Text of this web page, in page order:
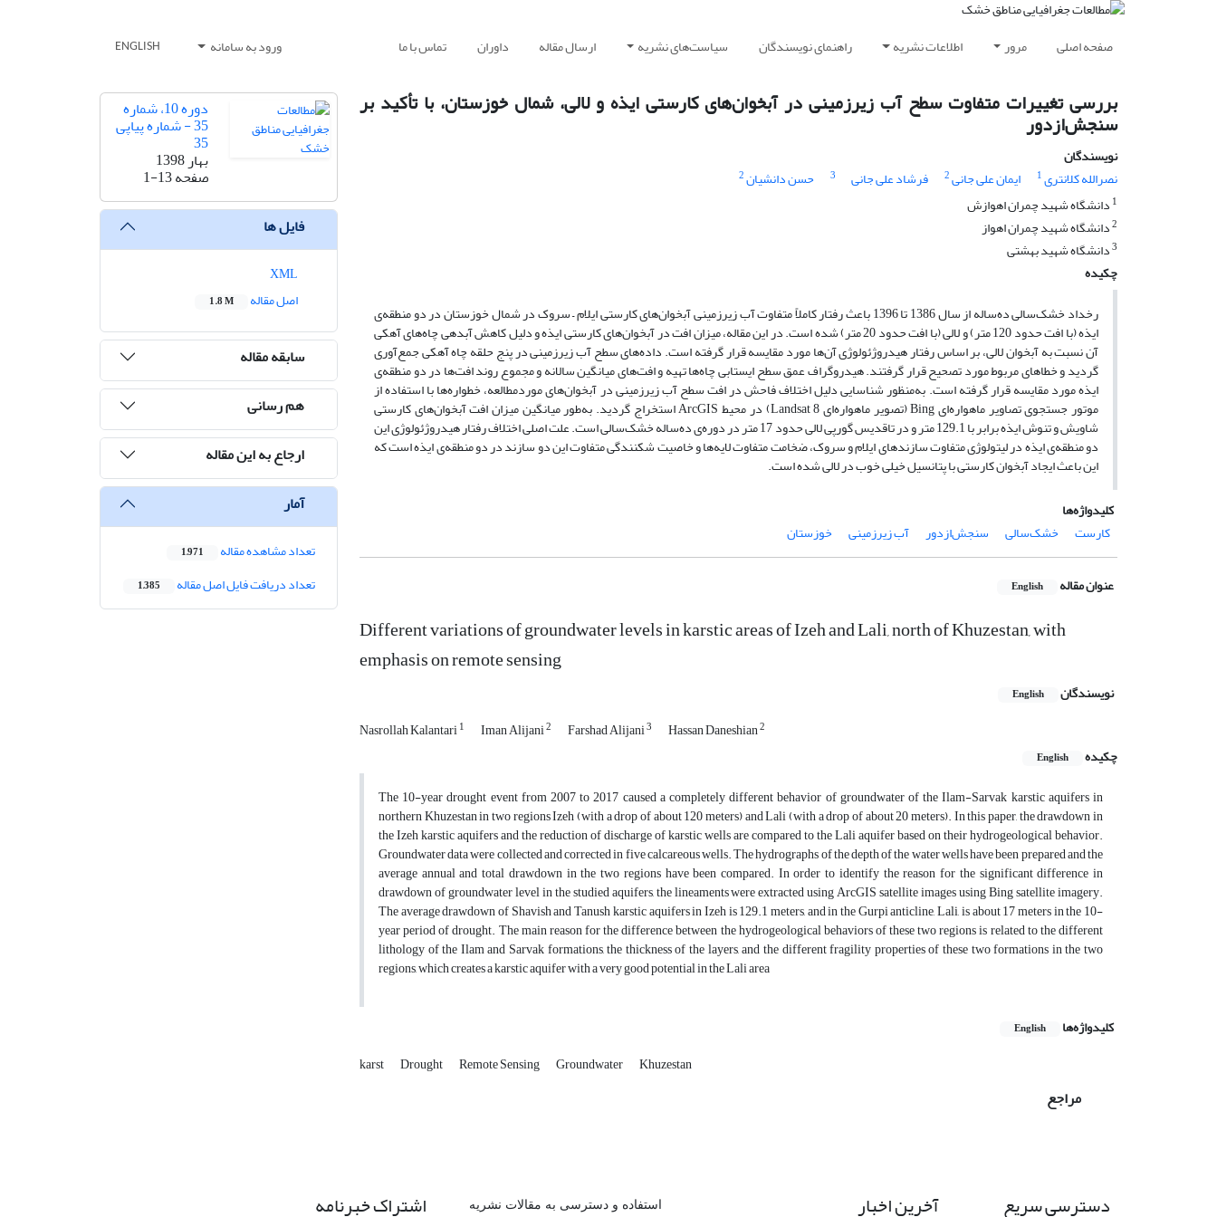
صفحه اصلی مرور اطلاعات نشریه راهنمای نویسندگان سیاست‌های نشریه ارسال مقاله داوران تماس با ما ورود به سامانه ENGLISH
بررسی تغییرات متفاوت سطح آب زیرزمینی در آبخوان‌های کارستی ایذه و لالی، شمال خوزستان، با تأکید بر
سنجش‌ازدور
نویسندگان
نصرالله کلانتری1 ایمان علی جانی2 فرشاد علی جانی 3 حسن دانشیان2
1 دانشگاه شهید چمران اهوازش
2دانشگاه شهید چمران اهواز
3دانشگاه شهید بهشتی
چکیده
رخداد خشک‌سالی ده‌ساله از سال 1386 تا 1396 باعث رفتار کاملاً متفاوت آب زیرزمینی آبخوان‌های کارستی ایلام – سروک در شمال خوزستان در دو منطقه‌ی
ایذه (با افت حدود 120 متر) و لالی (با افت حدود 20 متر) شده است. در این مقاله، میزان افت در آبخوان‌های کارستی ایذه و دلیل کاهش آبدهی چاه‌های آهکی
آن نسبت به آبخوان لالی، بر اساس رفتار هیدروژئولوژی آن‌ها مورد مقایسه قرار گرفته است. داده‌های سطح آب زیرزمینی در پنج حلقه چاه آهکی جمع‌آوری
گردید و خطاهای مربوط مورد تصحیح قرار گرفتند. هیدروگراف عمق سطح ایستابی چاه‌ها تهیه و افت‌های میانگین سالانه و مجموع روند افت‌ها در دو منطقه‌ی
ایذه مورد مقایسه قرار گرفته است. به‌منظور شناسایی دلیل اختلاف فاحش در افت سطح آب زیرزمینی در آبخوان‌های موردمطالعه، خطواره‌ها با استفاده از
موتور جستجوی تصاویر ماهواره‌ای Bing (تصویر ماهواره‌ای Landsat 8) در محیط ArcGIS استخراج گردید. به‌طور میانگین میزان افت آبخوان‌های کارستی
شاویش و تنوش ایذه برابر با 129.1 متر و در تاقدیس گورپی لالی حدود 17 متر در دوره‌ی ده‌ساله خشک‌سالی است. علت اصلی اختلاف رفتار هیدروژئولوژی این
دو منطقه‌ی ایذه در لیتولوژی متفاوت سازندهای ایلام و سروک، ضخامت متفاوت لایه‌ها و خاصیت شکنندگی متفاوت این دو سازند در دو منطقه‌ی ایذه است که
این باعث ایجاد آبخوان کارستی با پتانسیل خیلی خوب در لالی شده است.
کلیدواژه‌ها
کارست
خشک‌سالی سنجش‌ازدور آب زیرزمینی خوزستان
عنوان مقاله English
Different variations of groundwater levels in karstic areas of Izeh and Lali, north of Khuzestan, with
emphasis on remote sensing
نویسندگان English
Nasrollah Kalantari1 Iman Alijani2 Farshad Alijani3 Hassan Daneshian2
چکیده English
The 10-year drought event from 2007 to 2017 caused a completely different behavior of groundwater of the Ilam-Sarvak karstic aquifers in
northern Khuzestan in two regions Izeh (with a drop of about 120 meters) and Lali (with a drop of about 20 meters). In this paper, the drawdown in
the Izeh karstic aquifers and the reduction of discharge of karstic wells are compared to the Lali aquifer based on their hydrogeological behavior.
Groundwater data were collected and corrected in five calcareous wells. The hydrographs of the depth of the water wells have been prepared and the
average annual and total drawdown in the two regions have been compared. In order to identify the reason for the significant difference in
drawdown of groundwater level in the studied aquifers, the lineaments were extracted using ArcGIS satellite images using Bing satellite imagery.
The average drawdown of Shavish and Tanush karstic aquifers in Izeh is 129.1 meters, and in the Gurpi anticline, Lali, is about 17 meters in the 10-
year period of drought. The main reason for the difference between the hydrogeological behaviors of these two regions is related to the different
lithology of the Ilam and Sarvak formations, the thickness of the layers, and the different fragility properties of these two formations in the two
regions, which creates a karstic aquifer with a very good potential in the Lali area
کلیدواژه‌ها English
karst Drought Remote Sensing Groundwater Khuzestan
مراجع
دوره 10، شماره
35 - شماره پیاپی
35
بهار 1398
صفحه1-13
فایل ها
اصل مقاله
1.8 M
سابقه مقاله
هم رسانی
ارجاع به این مقاله
آمار
تعداد مشاهده مقاله 1,971
تعداد دریافت فایل اصل مقاله 1,385
دسترسی سریع آخرین اخبار استفاده و دسترسی به مقالات نشریه اشتراک خبرنامه